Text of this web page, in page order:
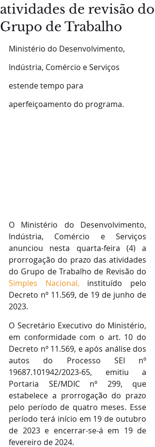
atividades de revisão do
Grupo de Trabalho
Ministério do Desenvolvimento,
Indústria, Comércio e Serviços
estende tempo para
aperfeiçoamento do programa.
O Ministério do Desenvolvimento,
Indústria, Comércio e Serviços
anunciou nesta quarta-feira (4) a
prorrogação do prazo das atividades
Simples Nacional, instituído pelo
Decreto nº 11.569, de 19 de junho de
2023.
O Secretário Executivo do Ministério,
em conformidade com o art. 10 do
Decreto nº 11.569, e após análise dos
autos do Processo SEI nº
19687.101942/2023-65, emitiu a
Portaria SE/MDIC nº 299, que
estabelece a prorrogação do prazo
pelo período de quatro meses. Esse
período terá início em 19 de outubro
de 2023 e encerrar-se-á em 19 de
fevereiro de 2024.